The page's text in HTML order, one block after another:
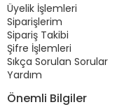
Üyelik İşlemleri
Siparişlerim
Sipariş Takibi
Şifre İşlemleri
Sıkça Sorulan Sorular
Yardım
Önemli Bilgiler